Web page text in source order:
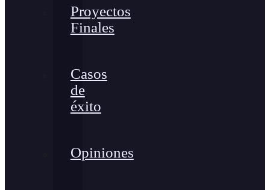
Proyectos
Finales
Casos
de
éxito
Opiniones